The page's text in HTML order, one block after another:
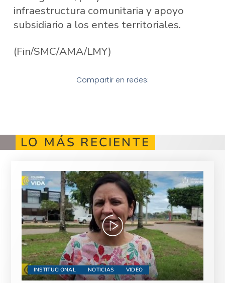
infraestructura comunitaria y apoyo
subsidiario a los entes territoriales.
(Fin/SMC/AMA/LMY)
Compartir en redes:
LO MÁS RECIENTE
INSTITUCIONAL NOTICIAS VIDEO